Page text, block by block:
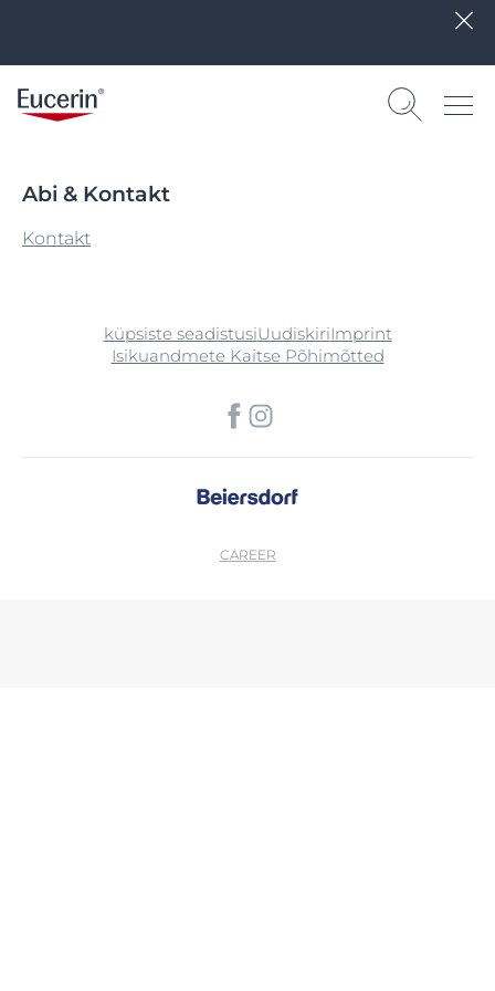
Abi & Kontakt
Kontakt
küpsiste seadistusiUudiskiriImprint
Isikuandmete Kaitse Põhimõtted
CAREER